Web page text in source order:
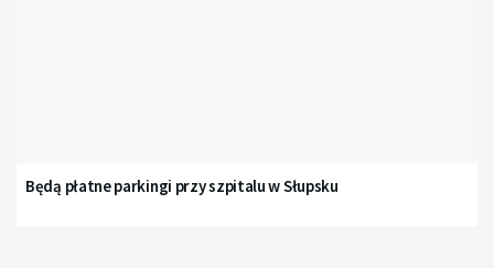
Będą płatne parkingi przy szpitalu w Słupsku